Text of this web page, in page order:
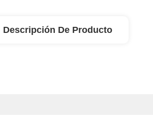
Descripción De Producto